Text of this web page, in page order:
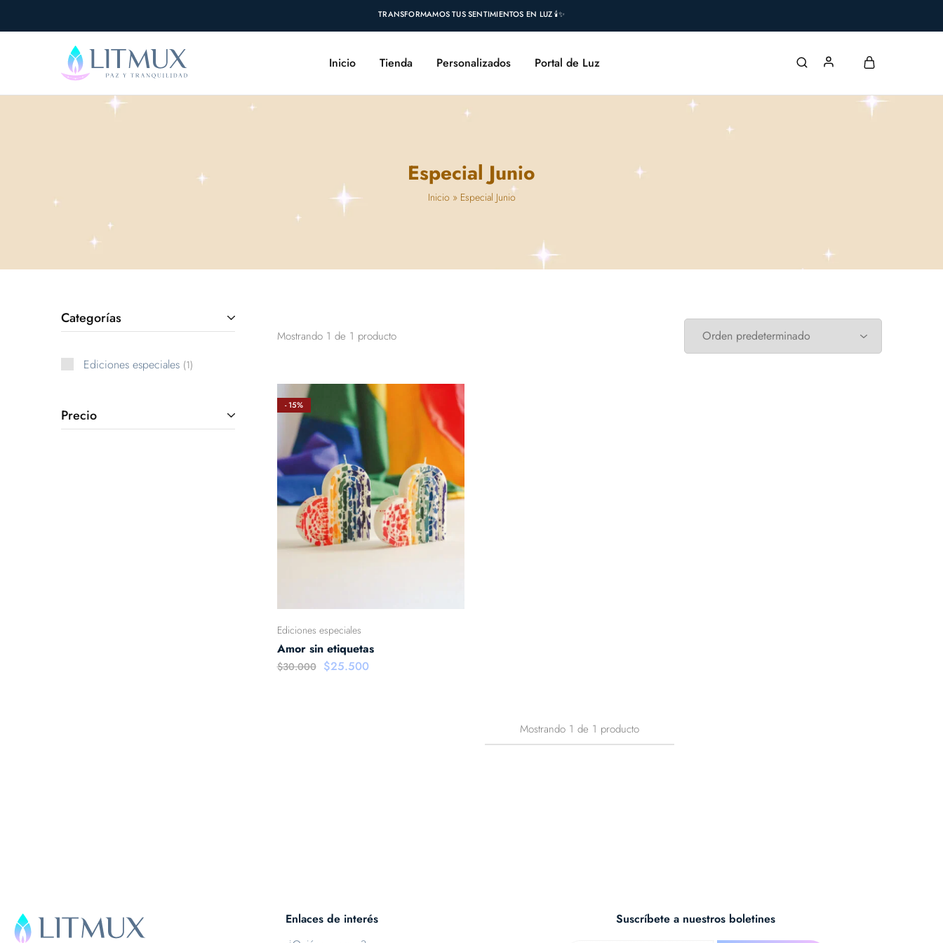
TRANSFORMAMOS TUS SENTIMIENTOS EN LUZ 🕯️✨
Litmux
Velas
Artesanales
Inicio Tienda Personalizados Portal de Luz
Inicio » Especial Junio
Especial Junio
Mostrando1 de 1 producto
- 15%
Ediciones especiales
Amor sin etiquetas
$30.000 $25.500
Mostrando1 de 1 producto
Categorías
Ediciones especiales 1
Precio
Enlaces de interés Suscríbete a nuestros boletines